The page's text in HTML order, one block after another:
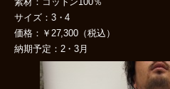
サイズ：3・4
価格：￥27,300（税込）
納期予定：2・3月